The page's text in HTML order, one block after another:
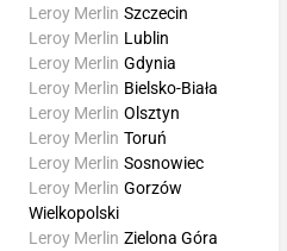
Leroy Merlin Szczecin
Leroy Merlin Lublin
Leroy Merlin Gdynia
Leroy Merlin Bielsko-Biała
Leroy Merlin Olsztyn
Leroy Merlin Toruń
Leroy Merlin Sosnowiec
Leroy Merlin Gorzów
Wielkopolski
Leroy Merlin Zielona Góra